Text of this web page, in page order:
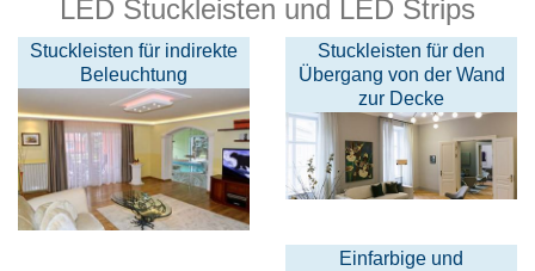
LED Stuckleisten und LED Strips
Stuckleisten für indirekte
Beleuchtung
Stuckleisten für den
Übergang von der Wand
zur Decke
Einfarbige und